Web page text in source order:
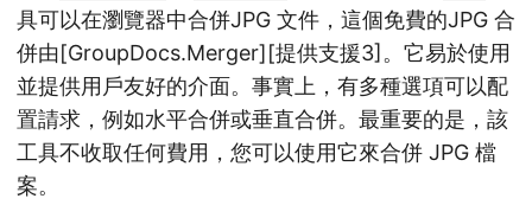
具可以在瀏覽器中合併JPG 文件，這個免費的JPG 合
併由[GroupDocs.Merger][提供支援3]。它易於使用
並提供用戶友好的介面。事實上，有多種選項可以配
置請求，例如水平合併或垂直合併。最重要的是，該
工具不收取任何費用，您可以使用它來合併 JPG 檔
案。